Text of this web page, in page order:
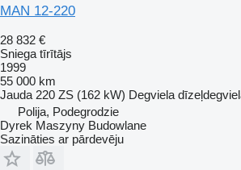
MAN 12-220
28 832 €
Sniega tīrītājs
1999
55 000 km
Jauda 220 ZS (162 kW) Degviela
Polija, Podegrodzie
Dyrek Maszyny Budowlane
Sazināties ar pārdevēju